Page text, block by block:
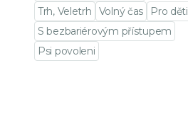
Trh, Veletrh
Volný čas
Pro děti
S bezbariérovým přístupem
Psi povoleni